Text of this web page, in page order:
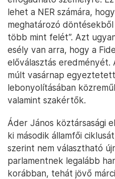
lehet a NER számára,
meghatározó
több mint felét”. Azt
esély van arra, hogy a
előválasztás eredményét.
múlt vasárnap
lebonyolításában
valamint szakértők.
Áder János köztársasági
ki második államfői
szerint nem választható
parlamentnek legalább
korábban, tehát jövő